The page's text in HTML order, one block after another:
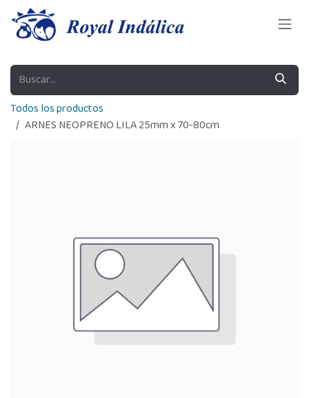
Ir al contenido
Todos los productos
ARNES NEOPRENO LILA 25mm x 70-80cm